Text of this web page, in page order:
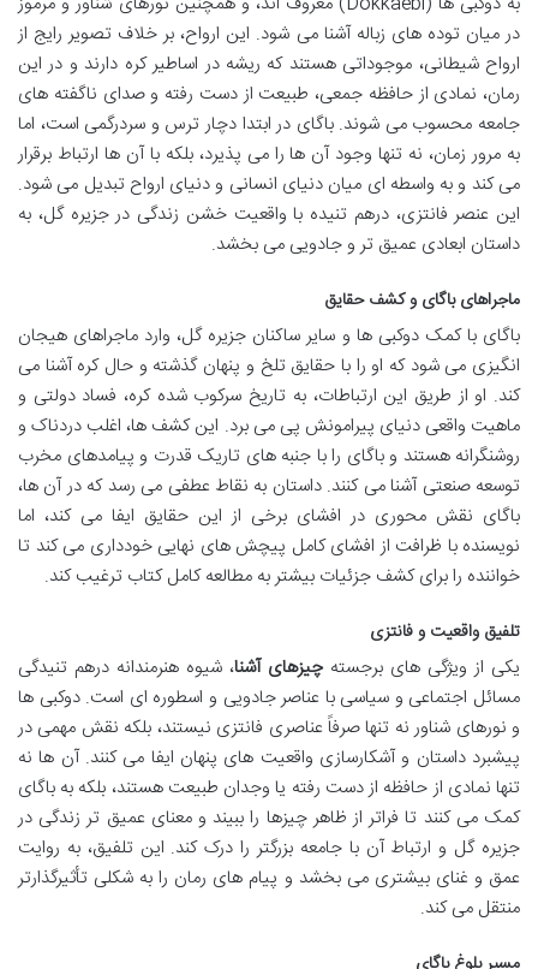
در میان توده های زباله آشنا می شود. این ارواح، بر خلاف تصویر رایج از
ارواح شیطانی، موجوداتی هستند که ریشه در اساطیر کره دارند و در این
رمان، نمادی از حافظه جمعی، طبیعت از دست رفته و صدای ناگفته های
جامعه محسوب می شوند. باگای در ابتدا دچار ترس و سردرگمی است، اما
به مرور زمان، نه تنها وجود آن ها را می پذیرد، بلکه با آن ها ارتباط برقرار
می کند و به واسطه ای میان دنیای انسانی و دنیای ارواح تبدیل می شود.
این عنصر فانتزی، درهم تنیده با واقعیت خشن زندگی در جزیره گل، به
داستان ابعادی عمیق تر و جادویی می بخشد.
ماجراهای باگای و کشف حقایق
باگای با کمک دوکبی ها و سایر ساکنان جزیره گل، وارد ماجراهای هیجان
انگیزی می شود که او را با حقایق تلخ و پنهان گذشته و حال کره آشنا می
کند. او از طریق این ارتباطات، به تاریخ سرکوب شده کره، فساد دولتی و
ماهیت واقعی دنیای پیرامونش پی می برد. این کشف ها، اغلب دردناک و
روشنگرانه هستند و باگای را با جنبه های تاریک قدرت و پیامدهای مخرب
توسعه صنعتی آشنا می کنند. داستان به نقاط عطفی می رسد که در آن ها،
باگای نقش محوری در افشای برخی از این حقایق ایفا می کند، اما
نویسنده با ظرافت از افشای کامل پیچش های نهایی خودداری می کند تا
خواننده را برای کشف جزئیات بیشتر به مطالعه کامل کتاب ترغیب کند.
تلفیق واقعیت و فانتزی
یکی از ویژگی های برجستهچیزهای آشنا، شیوه هنرمندانه درهم تنیدگی
مسائل اجتماعی و سیاسی با عناصر جادویی و اسطوره ای است. دوکبی ها
و نورهای شناور نه تنها صرفاً عناصری فانتزی نیستند، بلکه نقش مهمی در
پیشبرد داستان و آشکارسازی واقعیت های پنهان ایفا می کنند. آن ها نه
تنها نمادی از حافظه از دست رفته یا وجدان طبیعت هستند، بلکه به باگای
کمک می کنند تا فراتر از ظاهر چیزها را ببیند و معنای عمیق تر زندگی در
جزیره گل و ارتباط آن با جامعه بزرگتر را درک کند. این تلفیق، به روایت
عمق و غنای بیشتری می بخشد و پیام های رمان را به شکلی تأثیرگذارتر
منتقل می کند.